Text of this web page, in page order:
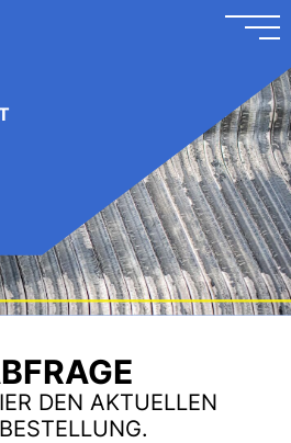
DEN AKTUELLEN